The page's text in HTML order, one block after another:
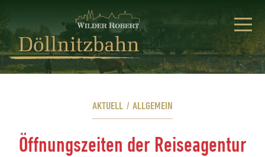
AKTUELL / ALLGEMEIN
Öffnungszeiten der Reiseagentur